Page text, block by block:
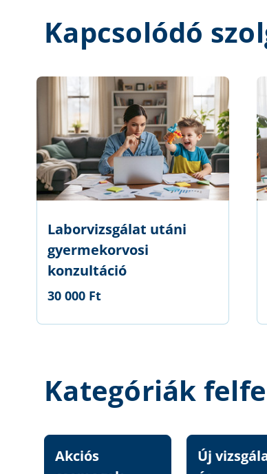
Kapcsolódó
Laborvizsgálat utáni
gyermekorvosi
konzultáció
30 000 Ft
Kategóriák
Akciós
Új